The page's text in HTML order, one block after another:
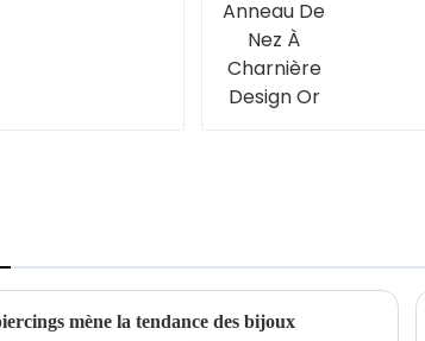
mène la tendance des bijoux